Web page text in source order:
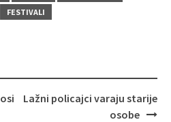
FESTIVALI
Lažni policajci varaju starije
osobe